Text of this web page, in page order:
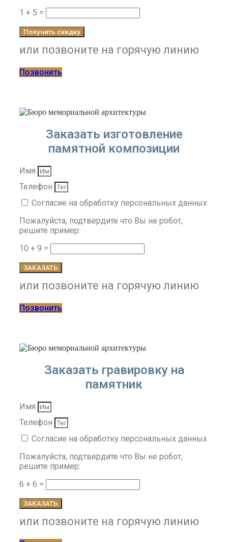
1 + 5 =
Получить скидку
или позвоните на горячую линию
Позвонить
Заказать изготовление
памятной композиции
Имя
Телефон
Согласие на обработку персональных данных
Пожалуйста, подтвердите что Вы не робот,
решите пример:
10 + 9 =
ЗАКАЗАТЬ
или позвоните на горячую линию
Позвонить
Заказать гравировку на
памятник
Имя
Телефон
Согласие на обработку персональных данных
Пожалуйста, подтвердите что Вы не робот,
решите пример:
6 + 6 =
ЗАКАЗАТЬ
или позвоните на горячую линию